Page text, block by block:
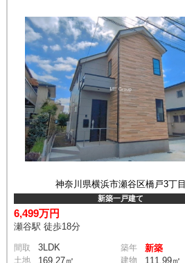
神奈川県横浜市瀬谷区橋戸3丁目
新築一戸建て
6,499万円
瀬谷駅 徒歩18分
間取 3LDK 築年 新築
土地 169.27㎡ 建物 111.99㎡